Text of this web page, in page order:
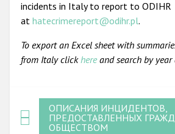
incidents in Italy to report to ODIHR
at hatecrimereport@odihr.pl.
To export an Excel sheet with
from Italy click hereand search by year
ОПИСАНИЯ ИНЦИДЕНТОВ,
ПРЕДОСТАВЛЕННЫХ
ОБЩЕСТВОМ